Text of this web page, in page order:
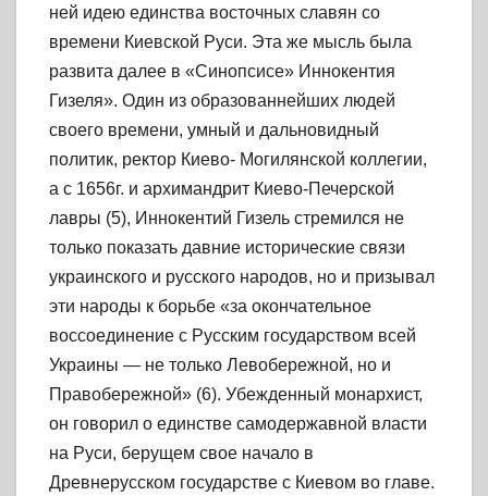
ней идею единства восточных славян со
времени Киевской Руси. Эта же мысль была
развита далее в «Синопсисе» Иннокентия
Гизеля». Один из образованнейших людей
своего времени, умный и дальновидный
политик, ректор Киево- Могилянской коллегии,
а с 1656г. и архимандрит Киево-Печерской
лавры (5), Иннокентий Гизель стремился не
только показать давние исторические связи
украинского и русского народов, но и призывал
эти народы к борьбе «за окончательное
воссоединение с Русским государством всей
Украины — не только Левобережной, но и
Правобережной» (6). Убежденный монархист,
он говорил о единстве самодержавной власти
на Руси, берущем свое начало в
Древнерусском государстве с Киевом во главе.